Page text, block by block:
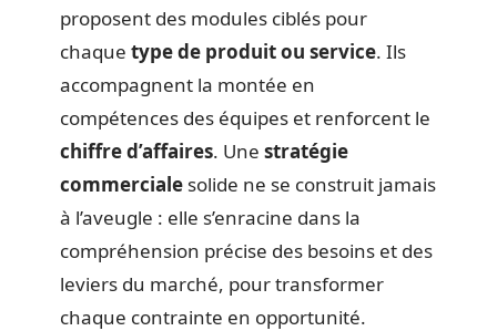
proposent des modules ciblés pour
chaque type de produit ou service. Ils
accompagnent la montée en
compétences des équipes et renforcent le
chiffre d’affaires. Une stratégie
commerciale solide ne se construit jamais
à l’aveugle : elle s’enracine dans la
compréhension précise des besoins et des
leviers du marché, pour transformer
chaque contrainte en opportunité.